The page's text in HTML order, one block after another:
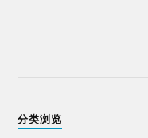
分类浏览